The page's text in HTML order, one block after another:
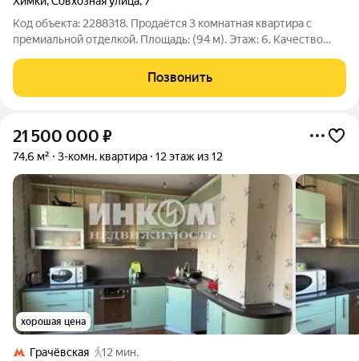
Код объекта: 2288318. Продаётся 3 комнатная квартира с
премиальной отделкой. Площадь: (94 м). Этаж: 6. Качество
натуральные деревянные двери, паркет в жилых комнатах.
Премиальная мебель
Позвонить
21 500 000 ₽
74,6 м² 3-комн. квартира 12 этаж из 12
хорошая цена
Грачёвская
12 мин.